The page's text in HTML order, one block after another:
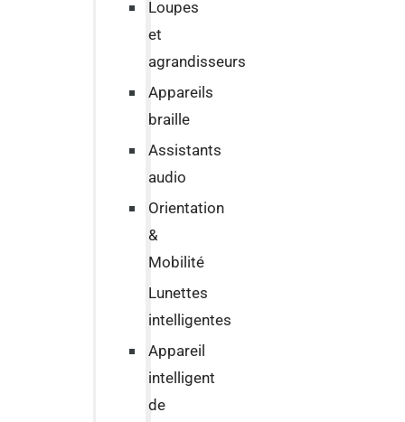
Loupes
et
agrandisseurs
Appareils
braille
Assistants
audio
Orientation
&
Mobilité
Lunettes
intelligentes
Appareil
intelligent
de